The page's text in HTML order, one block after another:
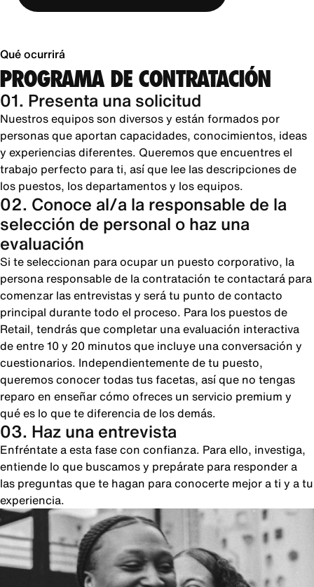
Qué ocurrirá
PROGRAMA DE CONTRATACIÓN
01. Presenta una solicitud
Nuestros equipos son diversos y están formados por
personas que aportan capacidades, conocimientos, ideas
y experiencias diferentes. Queremos que encuentres el
trabajo perfecto para ti, así que lee las descripciones de
los puestos, los departamentos y los equipos.
02. Conoce al/a la responsable de la
selección de personal o haz una
evaluación
Si te seleccionan para ocupar un puesto corporativo, la
persona responsable de la contratación te contactará para
comenzar las entrevistas y será tu punto de contacto
principal durante todo el proceso. Para los puestos de
Retail, tendrás que completar una evaluación interactiva
de entre 10 y 20 minutos que incluye una conversación y
cuestionarios. Independientemente de tu puesto,
queremos conocer todas tus facetas, así que no tengas
reparo en enseñar cómo ofreces un servicio premium y
qué es lo que te diferencia de los demás.
03. Haz una entrevista
Enfréntate a esta fase con confianza. Para ello, investiga,
entiende lo que buscamos y prepárate para responder a
las preguntas que te hagan para conocerte mejor a ti y a tu
experiencia.